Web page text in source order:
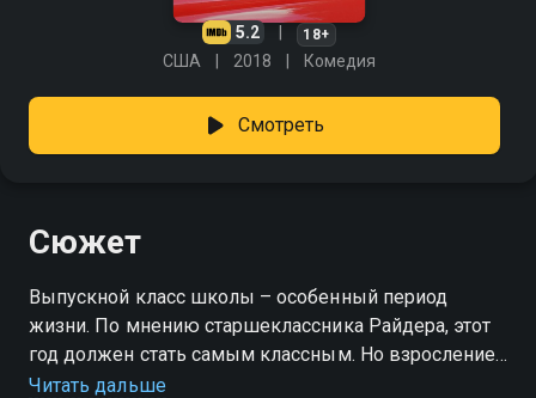
5.2 18+
США 2018 Комедия
Смотреть
Сюжет
Выпускной класс школы – особенный период
жизни. По мнению старшеклассника Райдера, этот
год должен стать самым классным. Но взросление
не может проходить без серьёзных потрясений.
Читать дальше